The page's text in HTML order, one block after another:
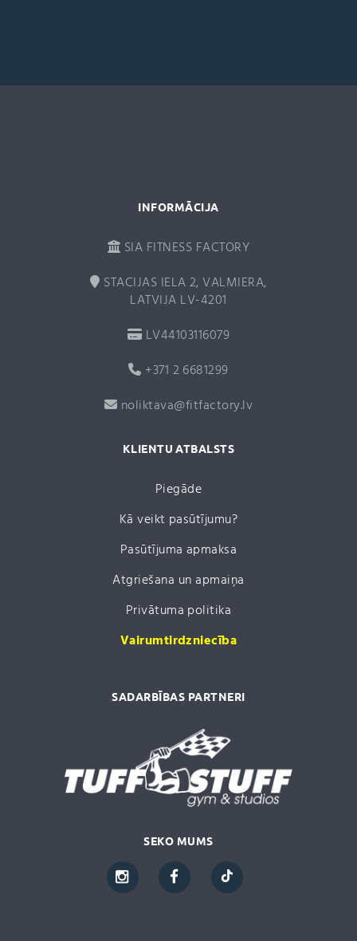
t
INFORMĀCIJA
SIA FITNESS FACTORY
STACIJAS IELA 2, VALMIERA,
LATVIJA LV-4201
LV44103116079
+371 2 6681299
noliktava@fitfactory.lv
KLIENTU ATBALSTS
Piegāde
Kā veikt pasūtījumu?
Pasūtījuma apmaksa
Atgriešana un apmaiņa
Privātuma politika
Vairumtirdzniecība
SADARBĪBAS PARTNERI
SEKO MUMS